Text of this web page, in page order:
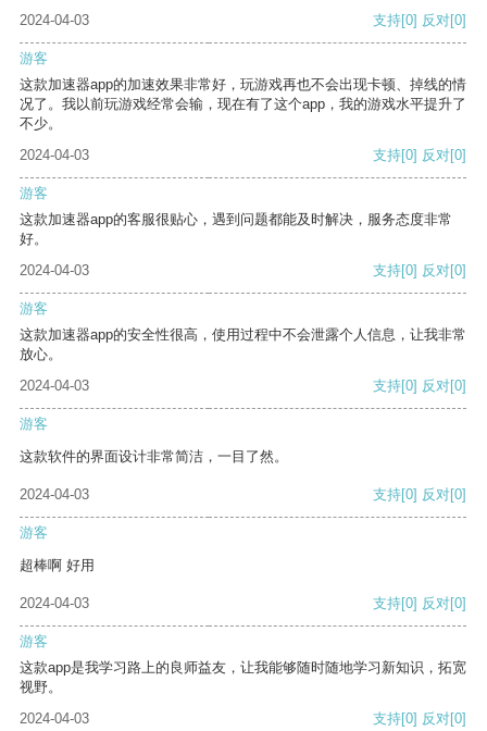
2024-04-03 支持[0] 反对[0]
游客
这款加速器app的加速效果非常好，玩游戏再也不会出现卡顿、掉线的情
况了。我以前玩游戏经常会输，现在有了这个app，我的游戏水平提升了
不少。
2024-04-03
支持[0] 反对[0]
游客
这款加速器app的客服很贴心，遇到问题都能及时解决，服务态度非常
好。
2024-04-03
支持[0] 反对[0]
游客
这款加速器app的安全性很高，使用过程中不会泄露个人信息，让我非常
放心。
2024-04-03
支持[0] 反对[0]
游客
这款软件的界面设计非常简洁，一目了然。
2024-04-03 支持[0] 反对[0]
游客
超棒啊 好用
2024-04-03 支持[0] 反对[0]
游客
这款app是我学习路上的良师益友，让我能够随时随地学习新知识，拓宽
视野。
2024-04-03
支持[0] 反对[0]